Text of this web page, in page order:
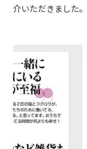
介いただきました。